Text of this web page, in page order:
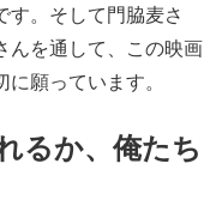
す。そして門脇麦さ
んを通して、この映画
願っています。
るか、俺たち